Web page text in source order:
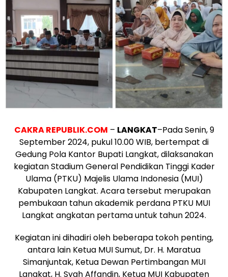
CAKRA REPUBLIK.COM – LANGKAT–Pada Senin, 9
September 2024, pukul 10.00 WIB, bertempat di
Gedung Pola Kantor Bupati Langkat, dilaksanakan
kegiatan Stadium General Pendidikan Tinggi Kader
Ulama (PTKU) Majelis Ulama Indonesia (MUI)
Kabupaten Langkat. Acara tersebut merupakan
pembukaan tahun akademik perdana PTKU MUI
Langkat angkatan pertama untuk tahun 2024.
Kegiatan ini dihadiri oleh beberapa tokoh penting,
antara lain Ketua MUI Sumut, Dr. H. Maratua
Simanjuntak, Ketua Dewan Pertimbangan MUI
Langkat, H. Syah Affandin, Ketua MUI Kabupaten